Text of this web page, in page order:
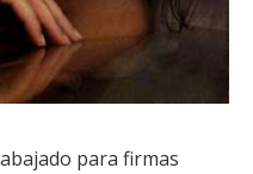
para firmas